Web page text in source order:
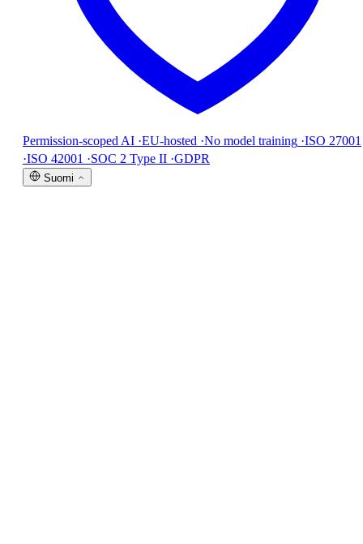
Permission-scoped AI ·EU-hosted ·No model training ·ISO 27001
·ISO 42001 ·SOC 2 Type II ·GDPR
Suomi